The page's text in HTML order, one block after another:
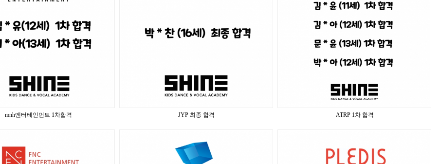
mnh엔터테인먼트 1차합격 JYP 최종 합격 ATRP 1차 합격